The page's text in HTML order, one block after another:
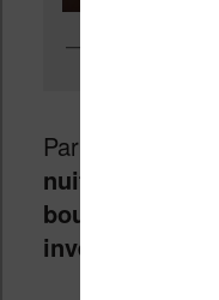
Par contre,
nuit
bouton situé à
inverse les